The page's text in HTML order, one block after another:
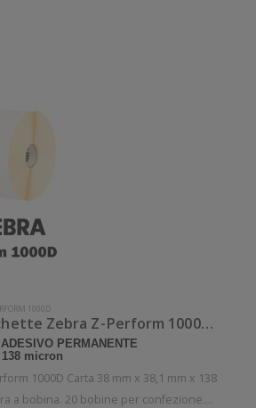
1000D
3008872-T - Etichette Zebra Z-Perform 1000D Carta
PERMANENTE
micron
1000D Carta 38 mm x 38,1 mm x 138
a bobina. 20 bobine per confezione.